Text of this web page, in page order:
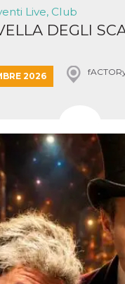
Live, Club
DEGLI
2026